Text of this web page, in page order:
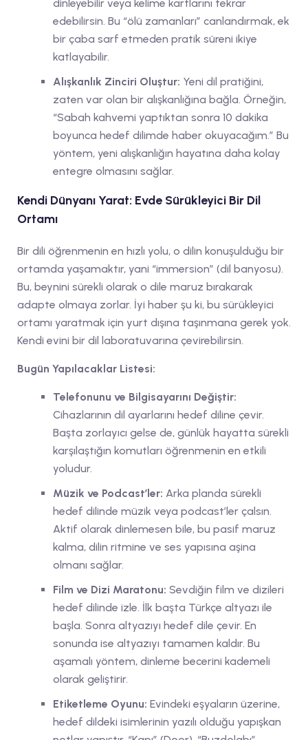
dinleyebilir veya kelime kartlarını tekrar
edebilirsin. Bu “ölü zamanları” canlandırmak, ek
bir çaba sarf etmeden pratik süreni ikiye
katlayabilir.
Alışkanlık Zinciri Oluştur: Yeni dil pratiğini,
zaten var olan bir alışkanlığına bağla. Örneğin,
“Sabah kahvemi yaptıktan sonra 10 dakika
boyunca hedef dilimde haber okuyacağım.” Bu
yöntem, yeni alışkanlığın hayatına daha kolay
entegre olmasını sağlar.
Kendi Dünyanı Yarat: Evde Sürükleyici Bir Dil
Ortamı
Bir dili öğrenmenin en hızlı yolu, o dilin konuşulduğu bir
ortamda yaşamaktır, yani “immersion” (dil banyosu).
Bu, beynini sürekli olarak o dile maruz bırakarak
adapte olmaya zorlar. İyi haber şu ki, bu sürükleyici
ortamı yaratmak için yurt dışına taşınmana gerek yok.
Kendi evini bir dil laboratuvarına çevirebilirsin.
Bugün Yapılacaklar Listesi:
Telefonunu ve Bilgisayarını Değiştir:
Cihazlarının dil ayarlarını hedef diline çevir.
Başta zorlayıcı gelse de, günlük hayatta sürekli
karşılaştığın komutları öğrenmenin en etkili
yoludur.
Müzik ve Podcast’ler: Arka planda sürekli
hedef dilinde müzik veya podcast’ler çalsın.
Aktif olarak dinlemesen bile, bu pasif maruz
kalma, dilin ritmine ve ses yapısına aşina
olmanı sağlar.
Film ve Dizi Maratonu: Sevdiğin film ve dizileri
hedef dilinde izle. İlk başta Türkçe altyazı ile
başla. Sonra altyazıyı hedef dile çevir. En
sonunda ise altyazıyı tamamen kaldır. Bu
aşamalı yöntem, dinleme becerini kademeli
olarak geliştirir.
Etiketleme Oyunu: Evindeki eşyaların üzerine,
hedef dildeki isimlerinin yazılı olduğu yapışkan